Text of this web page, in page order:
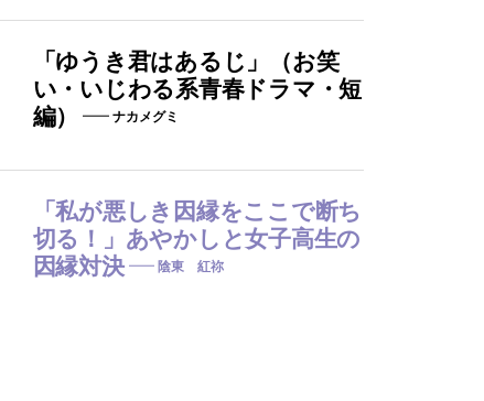
「ゆうき君はあるじ」（お笑
い・いじわる系青春ドラマ・短
編）
ナカメグミ
「私が悪しき因縁をここで断ち
切る！」あやかしと女子高生の
因縁対決
陰東 紅祢